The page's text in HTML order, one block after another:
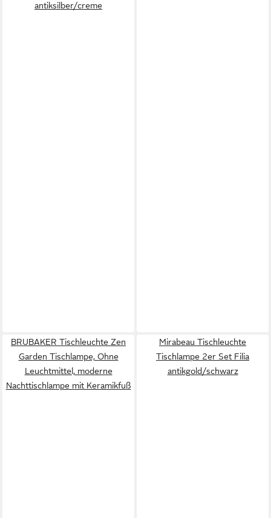
antiksilber/creme
BRUBAKER Tischleuchte Zen
Garden Tischlampe, Ohne
Leuchtmittel, moderne
Nachttischlampe mit Keramikfuß
Mirabeau Tischleuchte
Tischlampe 2er Set Filia
antikgold/schwarz